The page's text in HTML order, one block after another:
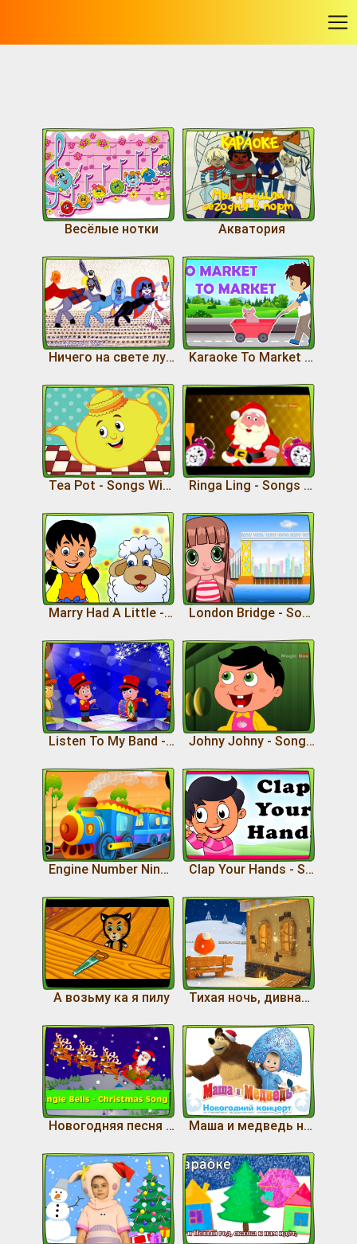
Весёлые нотки Акватория
Ничего на свете лучше нету Karaoke To Market - Songs With Lyrics
Tea Pot - Songs With Lyrics Ringa Ling - Songs With Lyrics
Marry Had A Little - Songs With Lyrics London Bridge - Songs With Lyrics
Listen To My Band - Songs With Lyrics Johny Johny - Songs With Lyrics
Engine Number Nine - Songs With Lyric Clap Your Hands - Songs With Lyrics
А возьму ка я пилу Тихая ночь, дивная ночь
Новогодняя песня джингл белс с текстом на английском Маша и медведь новогодний концерт